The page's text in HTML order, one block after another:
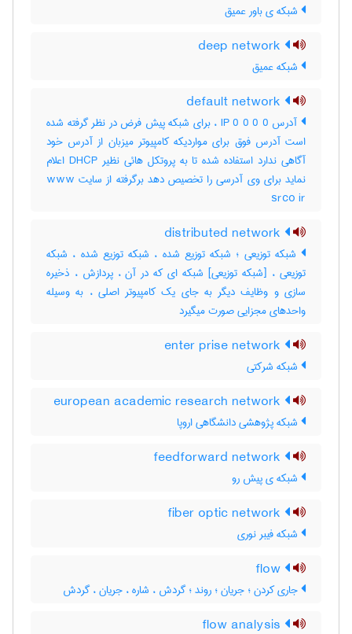
شبکه ی باور عمیق
شبکه عمیق
آدرس IP 0 0 0 0 ، برای شبکه پیش فرض در نظر گرفته شده
است آدرس فوق برای مواردیکه کامپیوتر میزبان از آدرس خود
آگاهی ندارد استفاده شده تا به پروتکل هائی نظیر DHCP اعلام
نماید برای وی آدرسی را تخصیص دهد برگرفته از سایت www
srco ir
شبکه توزیعی ؛ شبکه توزیع شده ، شبکه توزیع شده ، شبکه
توزیعی ، [شبکه توزیعی] شبکه ای که در آن ، پردازش ، ذخیره
سازی و وظایف دیگر به جای یک کامپیوتر اصلی ، به وسیله
واحدهای مجزایی صورت میگیرد
شبکه شرکتی
شبکه پژوهشی دانشگاهی اروپا
شبکه ی پیش رو
شبکه فیبر نوری
جاری کردن ؛ جریان ؛ روند ؛ گردش ، شاره ، جریان ، گردش